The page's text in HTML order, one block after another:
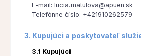
E-mail: lucia.matulova@apuen.sk
Telefónne číslo: +421910262579
3. Kupujúci a poskytovateľ
3.1 Kupujúci